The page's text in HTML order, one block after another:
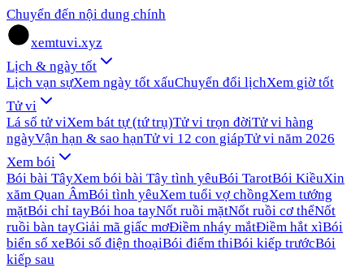
Chuyển đến nội dung chính
xemtuvi.xyz
Lịch & ngày tốt
Lịch vạn sựXem ngày tốt xấuChuyển đổi lịchXem giờ tốt
Tử vi
Lá số tử viXem bát tự (tứ trụ)Tử vi trọn đờiTử vi hàng
ngàyVận hạn & sao hạnTử vi 12 con giápTử vi năm 2026
Xem bói
Bói bài TâyXem bói bài Tây tình yêuBói TarotBói KiềuXin
xăm Quan ÂmBói tình yêuXem tuổi vợ chồngXem tướng
mặtBói chỉ tayBói hoa tayNốt ruồi mặtNốt ruồi cơ thểNốt
ruồi bàn tayGiải mã giấc mơĐiềm nháy mắtĐiềm hắt xìBói
biển số xeBói số điện thoạiBói điểm thiBói kiếp trướcBói
kiếp sau